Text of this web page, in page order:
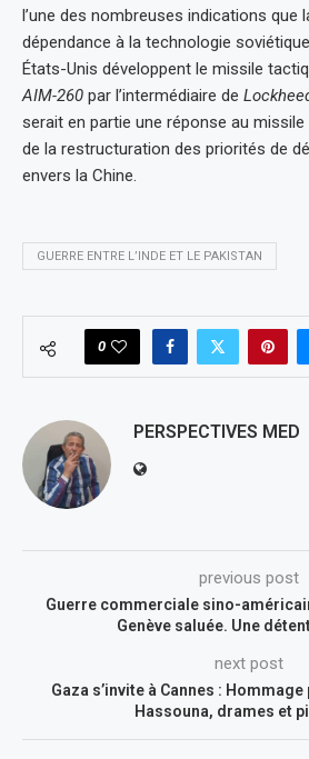
l’une des nombreuses indications que
dépendance à la technologie
États-Unis développent le missile
AIM-260 par l’intermédiaire de
serait en partie une réponse au missile
de la restructuration des priorités de
envers la Chine.
GUERRE ENTRE L’INDE ET LE PAKISTAN
0
PERSPECTIVES MED
previous post
Guerre commerciale sino-
Genève saluée. Une
next post
Gaza s’invite à Cannes :
Hassouna, drames et